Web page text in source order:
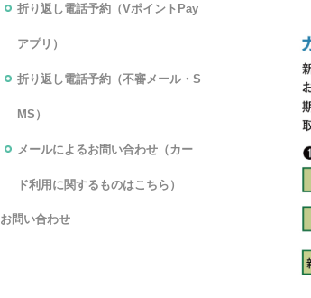
折り返し電話予約（VポイントPay
アプリ）
折り返し電話予約（不審メール・S
MS）
メールによるお問い合わせ（カー
ド利用に関するものはこちら）
お問い合わせ